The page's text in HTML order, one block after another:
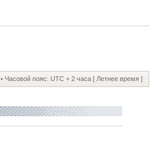
• Часовой пояс: UTC + 2 часа [ Летнее время ]